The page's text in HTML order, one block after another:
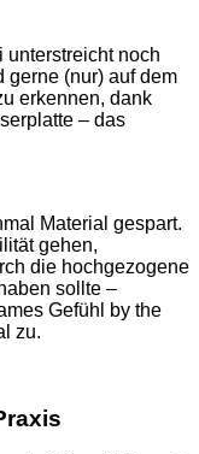
unterstreicht noch
gerne (nur) auf dem
erkennen, dank
– das
Material gespart.
gehen,
die hochgezogene
sollte –
Gefühl by the
zu.